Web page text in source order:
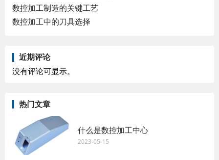
数控加工制造的关键工艺
数控加工中的刀具选择
近期评论
没有评论可显示。
热门文章
什么是数控加工中心
2023-05-15